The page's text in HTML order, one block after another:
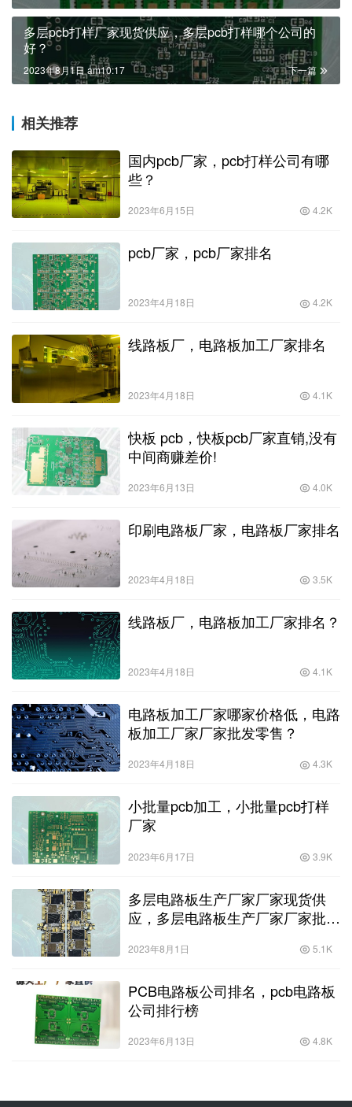
多层pcb打样厂家现货供应，多层pcb打样哪个公司的
好？
下一篇
2023年8月1日 am10:17
相关推荐
国内pcb厂家，pcb打样公司有哪
些？
2023年6月15日 4.2K
pcb厂家，pcb厂家排名
2023年4月18日 4.2K
线路板厂，电路板加工厂家排名
2023年4月18日 4.1K
快板 pcb，快板pcb厂家直销,没有
中间商赚差价!
2023年6月13日 4.0K
印刷电路板厂家，电路板厂家排名
2023年4月18日 3.5K
线路板厂，电路板加工厂家排名？
2023年4月18日 4.1K
电路板加工厂家哪家价格低，电路
板加工厂家厂家批发零售？
2023年4月18日 4.3K
小批量pcb加工，小批量pcb打样
厂家
2023年6月17日 3.9K
多层电路板生产厂家厂家现货供
应，多层电路板生产厂家厂家批发
2023年8月1日 5.1K
PCB电路板公司排名，pcb电路板
公司排行榜
2023年6月13日 4.8K